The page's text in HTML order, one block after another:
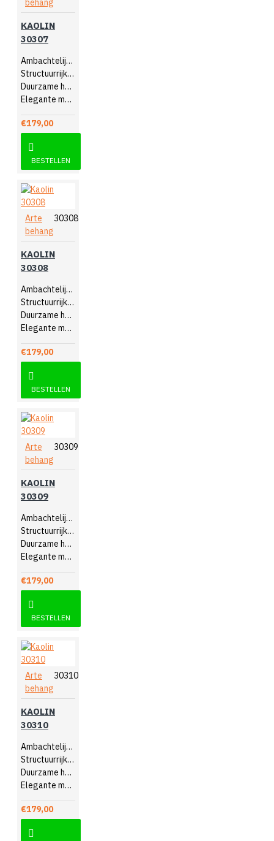
behang
KAOLIN
30307
Ambachtelijk design
Structuurrijk reliëf
Duurzame hoogwaardige kwaliteit
Elegante muurdecoratie
€179,00
BESTELLEN
Arte
behang
30308
KAOLIN
30308
Ambachtelijk design
Structuurrijk reliëf
Duurzame hoogwaardige kwaliteit
Elegante muurdecoratie
€179,00
BESTELLEN
Arte
behang
30309
KAOLIN
30309
Ambachtelijk design
Structuurrijk reliëf
Duurzame hoogwaardige kwaliteit
Elegante muurdecoratie
€179,00
BESTELLEN
Arte
behang
30310
KAOLIN
30310
Ambachtelijk design
Structuurrijk reliëf
Duurzame hoogwaardige kwaliteit
Elegante muurdecoratie
€179,00